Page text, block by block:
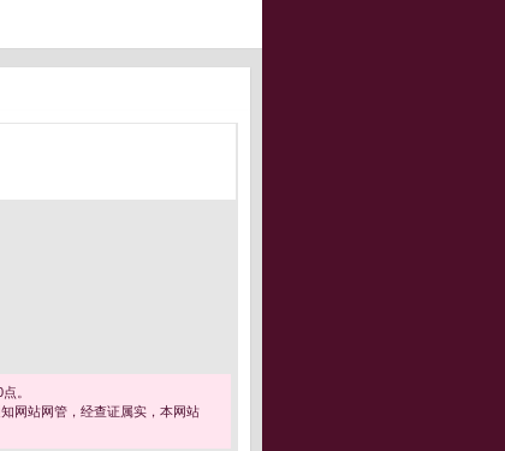
。
网站网管，经查证属实，本网站